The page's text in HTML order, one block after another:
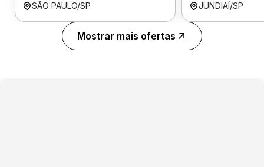
SÃO PAULO/SP JUNDIAÍ/SP
Mostrar mais ofertas